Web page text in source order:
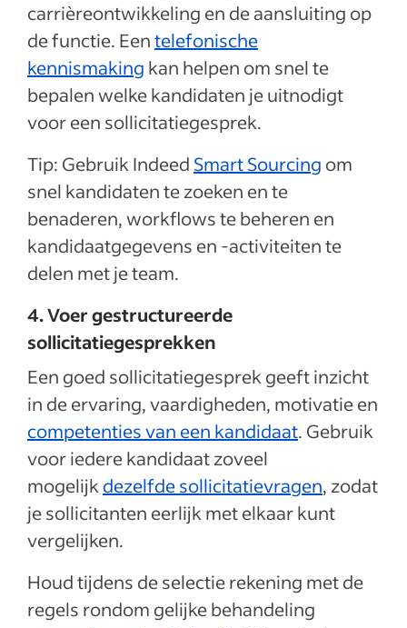
carrièreontwikkeling en de aansluiting op
de functie. Eentelefonische
kennismaking kan helpen om snel te
bepalen welke kandidaten je uitnodigt
voor een sollicitatiegesprek.
Tip: Gebruik Indeed Smart Sourcing om
snel kandidaten te zoeken en te
benaderen, workflows te beheren en
kandidaatgegevens en -activiteiten te
delen met je team.
4. Voer gestructureerde
sollicitatiegesprekken
Een goed sollicitatiegesprek geeft inzicht
in de ervaring, vaardigheden, motivatie en
competenties van een kandidaat. Gebruik
voor iedere kandidaat zoveel
mogelijk dezelfde sollicitatievragen, zodat
je sollicitanten eerlijk met elkaar kunt
vergelijken.
Houd tijdens de selectie rekening met de
regels rondom gelijke behandeling